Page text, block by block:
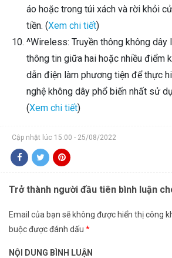
áo hoặc trong túi xách và rời khỏi
tiền. (Xem chi tiết)
^Wireless: Truyền thông không dây
thông tin giữa hai hoặc nhiều điểm
dẫn điện làm phương tiện để thực
nghệ không dây phổ biến nhất sử
(Xem chi tiết)
Cập nhật lúc 15:00 - 25/08/2022
Trở thành người đầu tiên bình luận
Email của bạn sẽ không được hiển thị công
buộc được đánh dấu *
NỘI DUNG BÌNH LUẬN